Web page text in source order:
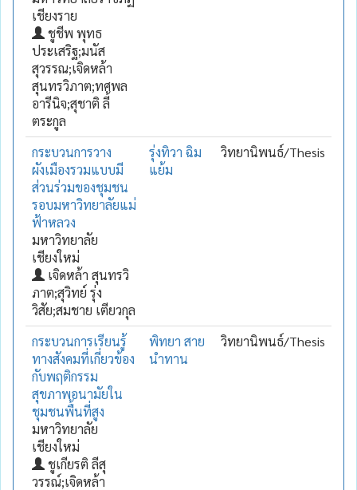
เชียงราย
ชูชีพ พุทธ
ประเสริฐ;มนัส
สุวรรณ;เจิดหล้า
สุนทรวิภาต;ทศพล
อารีนิจ;สุชาติ ลี้
ตระกูล
กระบวนการวาง
ผังเมืองรวมแบบมี
ส่วนร่วมของชุมชน
รอบมหาวิทยาลัยแม่
ฟ้าหลวง
มหาวิทยาลัย
เชียงใหม่
เจิดหล้า สุนทรวิ
ภาต;สุวิทย์ รุ่ง
วิสัย;สมชาย เตียวกุล
รุ่งทิวา ฉิม
แย้ม
วิทยานิพนธ์/Thesis
กระบวนการเรียนรู้
ทางสังคมที่เกี่ยวข้อง
กับพฤติกรรม
สุขภาพอนามัยใน
ชุมชนพื้นที่สูง
มหาวิทยาลัย
เชียงใหม่
ชูเกียรติ ลีสุ
วรรณ์;เจิดหล้า
พิทยา สาย
นำทาน
วิทยานิพนธ์/Thesis